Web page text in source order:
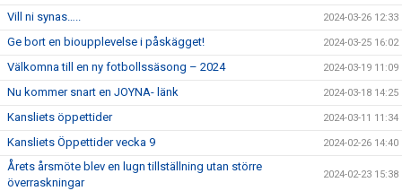
Vill ni synas….. 2024-03-26 12:33
Ge bort en bioupplevelse i påskägget! 2024-03-25 16:02
Välkomna till en ny fotbollssäsong – 2024 2024-03-19 11:09
Nu kommer snart en JOYNA- länk 2024-03-18 14:25
Kansliets öppettider 2024-03-11 11:34
Kansliets Öppettider vecka 9 2024-02-26 14:40
Årets årsmöte blev en lugn tillställning utan större
överraskningar
2024-02-23 15:38